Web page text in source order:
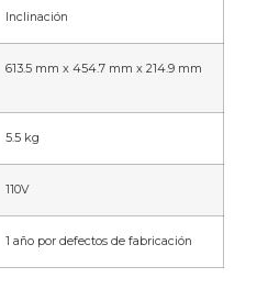
Inclinación
613.5 mm x 454.7 mm x 214.9 mm
5.5 kg
110V
1 año por defectos de fabricación